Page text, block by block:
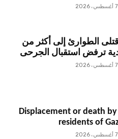
7 أغسطس، 2026
الطوارئ إلى أكثر من
7 أغسطس، 2026
Displacement or death
residents of
7 أغسطس، 2026